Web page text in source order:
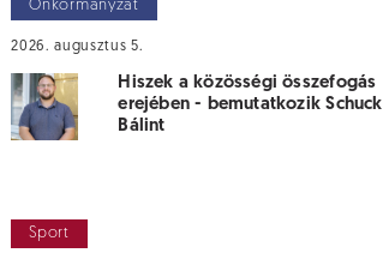
Önkormányzat
2026. augusztus 5.
Hiszek a közösségi összefogás
erejében - bemutatkozik Schuck
Bálint
Sport